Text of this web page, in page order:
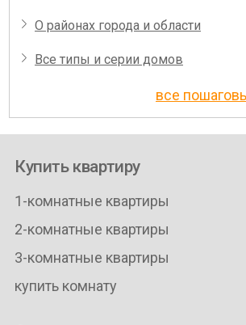
О районах города и области
Все типы и серии домов
все
Купить квартиру
1-комнатные квартиры
2-комнатные квартиры
3-комнатные квартиры
купить комнату